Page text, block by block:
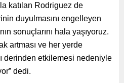
katılan Rodriguez de
duyulmasını engelleyen
sonuçlarını hala yaşıyoruz.
artması ve her yerde
derinden etkilemesi nedeniyle
dedi.